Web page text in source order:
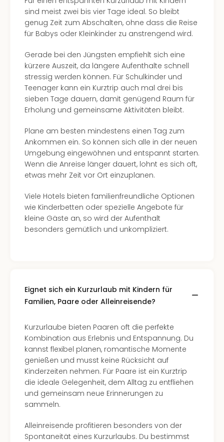
sind meist zwei bis vier Tage ideal. So bleibt
genug Zeit zum Abschalten, ohne dass die Reise
für Babys oder Kleinkinder zu anstrengend wird.
Gerade bei den Jüngsten empfiehlt sich eine
kürzere Auszeit, da längere Aufenthalte schnell
stressig werden können. Für Schulkinder und
Teenager kann ein Kurztrip auch mal drei bis
sieben Tage dauern, damit genügend Raum für
Erholung und gemeinsame Aktivitäten bleibt.
Plane am besten mindestens einen Tag zum
Ankommen ein. So können sich alle in der neuen
Umgebung eingewöhnen und entspannt starten.
Wenn die Anreise länger dauert, lohnt es sich oft,
etwas mehr Zeit vor Ort einzuplanen.
Viele Hotels bieten familienfreundliche Optionen
wie Kinderbetten oder spezielle Angebote für
kleine Gäste an, so wird der Aufenthalt
besonders gemütlich und unkompliziert.
Eignet sich ein Kurzurlaub mit Kindern für
Familien, Paare oder Alleinreisende?
Kurzurlaube bieten Paaren oft die perfekte
Kombination aus Erlebnis und Entspannung. Du
kannst flexibel planen, romantische Momente
genießen und musst keine Rücksicht auf
Kinderzeiten nehmen. Für Paare ist ein Kurztrip
die ideale Gelegenheit, dem Alltag zu entfliehen
und gemeinsam neue Erinnerungen zu
sammeln.
Alleinreisende profitieren besonders von der
Spontaneität eines Kurzurlaubs. Du bestimmst